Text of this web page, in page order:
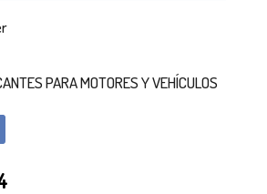
PARA MOTORES Y VEHÍCULOS